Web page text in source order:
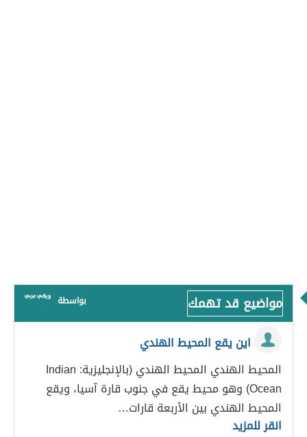
مواضيع قد تهمك بواسطة
اين يقع المحيط الهندي
المحيط الهندي المحيط الهندي (بالإنجليزية: Indian
Ocean) وهو محيط يقع في جنوب قارة آسيا، ويقع
المحيط الهندي بين الأربعة قارات…
انقر للمزيد